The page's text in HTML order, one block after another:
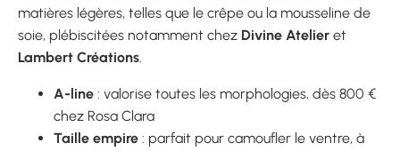
matières légères, telles que le crêpe ou la mousseline de
soie, plébiscitées notamment chez Divine Atelier et
Lambert Créations.
A-line : valorise toutes les morphologies, dès 800 €
chez Rosa Clara
Taille empire : parfait pour camoufler le ventre, à